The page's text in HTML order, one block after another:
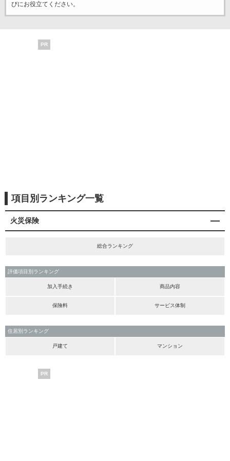
びにお役立てください。
PR
項目別ランキング一覧
火災保険
総合ランキング
評価項目別ランキング
加入手続き 商品内容
保険料 サービス体制
住居別ランキング
戸建て マンション
PR